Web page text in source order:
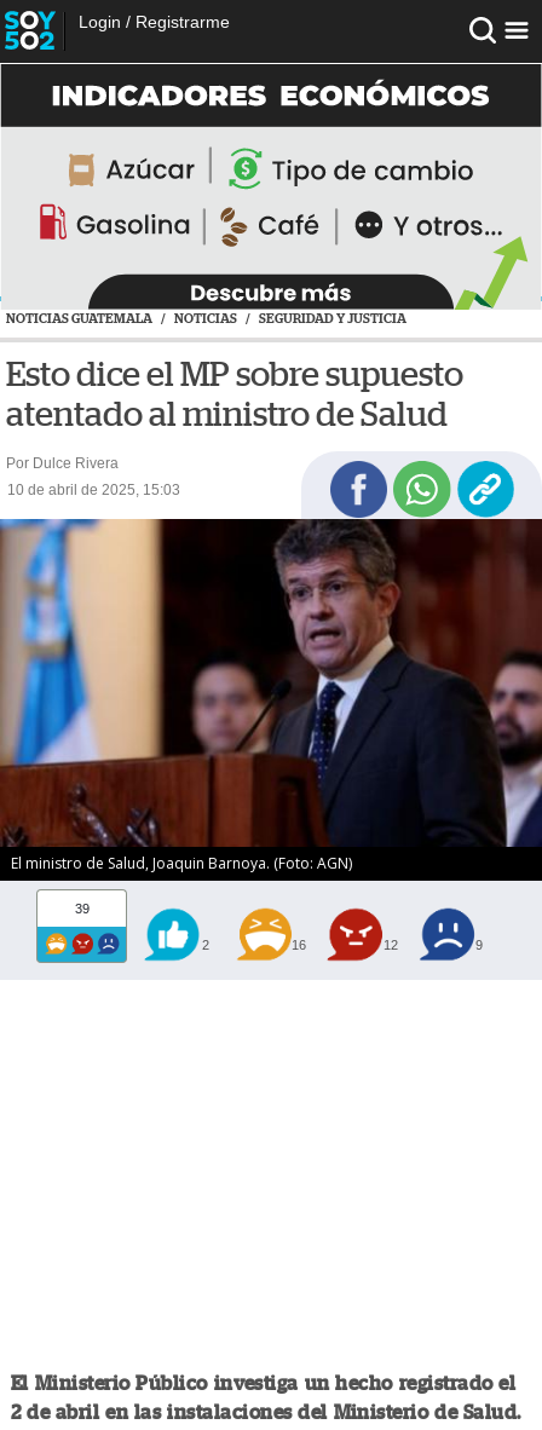
Login / Registrarme
NOTICIAS GUATEMALA / NOTICIAS / SEGURIDAD Y JUSTICIA
Esto dice el MP sobre supuesto
atentado al ministro de Salud
Por Dulce Rivera
10 de abril de 2025, 15:03
El ministro de Salud, Joaquin Barnoya. (Foto: AGN)
39
2 16 12 9
El Ministerio Público investiga un hecho registrado el
2 de abril en las instalaciones del Ministerio de Salud.